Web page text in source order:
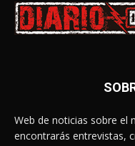
Web de noticias sobre el
encontrarás entrevistas,